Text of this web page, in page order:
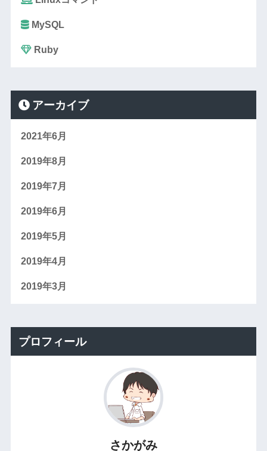
MySQL
Ruby
アーカイブ
2021年6月
2019年8月
2019年7月
2019年6月
2019年5月
2019年4月
2019年3月
プロフィール
さかがみ